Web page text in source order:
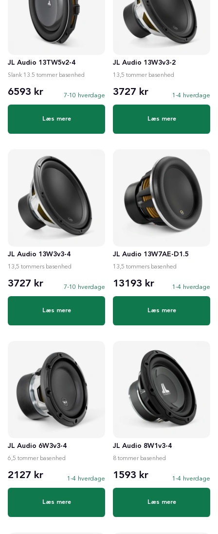
JL Audio 13TW5v2-4
Slank 13.5 tommer basenhed
6593 kr 7-10 hverdage
Læs mere
JL Audio 13W3v3-2
13,5 tommer basenhed
3727 kr 1-4 hverdage
Læs mere
JL Audio 13W3v3-4
13,5 tommers basenhed
3727 kr 7-10 hverdage
Læs mere
JL Audio 13W7AE-D1.5
13,5 tommers basenhed
13193 kr 1-4 hverdage
Læs mere
JL Audio 6W3v3-4
6,5 tommer basenhed
2127 kr 1-4 hverdage
Læs mere
JL Audio 8W1v3-4
8 tommer basenhed
1593 kr 1-4 hverdage
Læs mere